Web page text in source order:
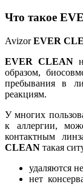
Что такое
AvizorEVER
EVER CLEAN
образом,
пребывания в
реакциям.
У многих
к аллергии,
контактным
CLEAN такая
удаляются
нет